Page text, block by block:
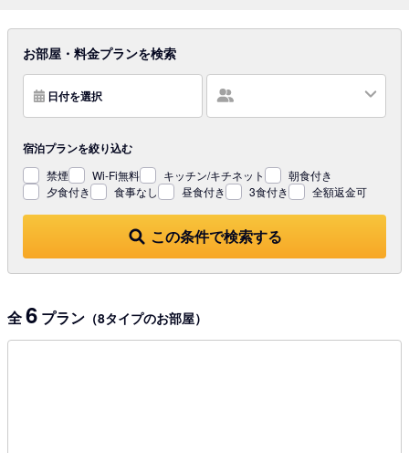
お部屋・料金プランを検索
日付を選択
この条件で検索する
宿泊プランを絞り込む
禁煙 Wi-Fi無料 キッチン/キチネット
朝食付き
夕食付き
食事なし 昼食付き 3食付き 全額返金可
全6 プラン （8タイプのお部屋）